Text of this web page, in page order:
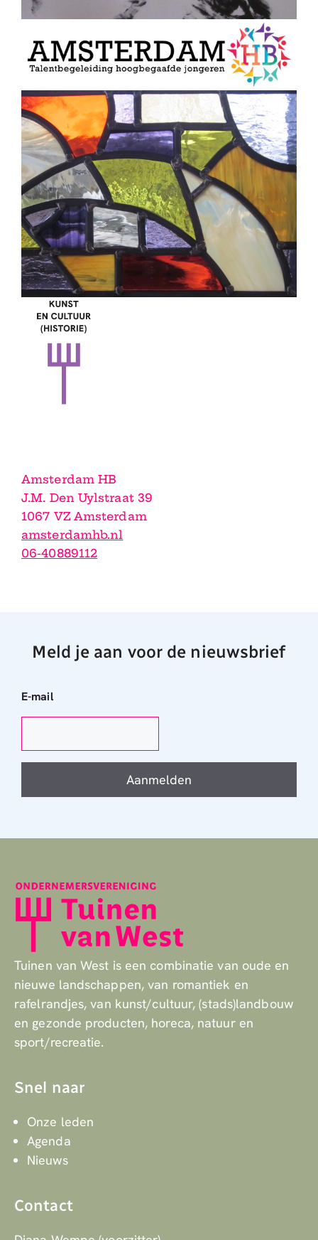
Amsterdam HB
J.M. Den Uylstraat 39
1067 VZ Amsterdam
amsterdamhb.nl
06-40889112
Meld je aan voor de nieuwsbrief
E-mail
Aanmelden
Tuinen van West is een combinatie van oude en
nieuwe landschappen, van romantiek en
rafelrandjes, van kunst/cultuur, (stads)landbouw
en gezonde producten, horeca, natuur en
sport/recreatie.
Snel naar
Onze leden
Agenda
Nieuws
Contact